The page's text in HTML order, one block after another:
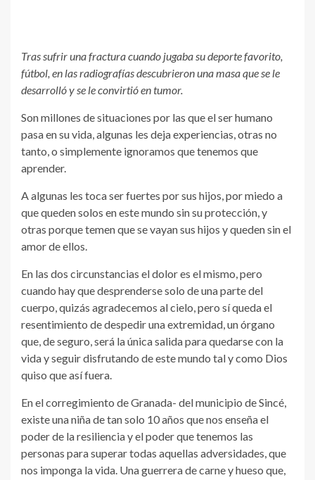
Tras sufrir una fractura cuando jugaba su deporte favorito,
fútbol, en las radiografías descubrieron una masa que se le
desarrolló y se le convirtió en tumor.
Son millones de situaciones por las que el ser humano
pasa en su vida, algunas les deja experiencias, otras no
tanto, o simplemente ignoramos que tenemos que
aprender.
A algunas les toca ser fuertes por sus hijos, por miedo a
que queden solos en este mundo sin su protección, y
otras porque temen que se vayan sus hijos y queden sin el
amor de ellos.
En las dos circunstancias el dolor es el mismo, pero
cuando hay que desprenderse solo de una parte del
cuerpo, quizás agradecemos al cielo, pero sí queda el
resentimiento de despedir una extremidad, un órgano
que, de seguro, será la única salida para quedarse con la
vida y seguir disfrutando de este mundo tal y como Dios
quiso que así fuera.
En el corregimiento de Granada- del municipio de Sincé,
existe una niña de tan solo 10 años que nos enseña el
poder de la resiliencia y el poder que tenemos las
personas para superar todas aquellas adversidades, que
nos imponga la vida. Una guerrera de carne y hueso que,